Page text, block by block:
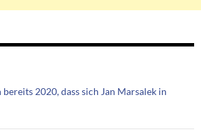
2020, dass sich Jan Marsalek in